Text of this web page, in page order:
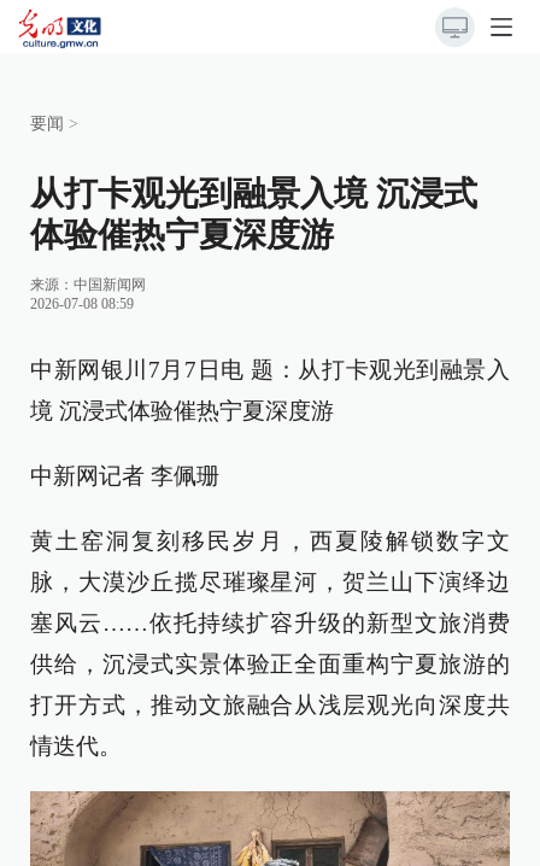
要闻 >
从打卡观光到融景入境 沉浸式
体验催热宁夏深度游
来源： 中国新闻网
2026-07-08 08:59
中新网银川7月7日电 题：从打卡观光到融景入
境 沉浸式体验催热宁夏深度游
中新网记者 李佩珊
黄土窑洞复刻移民岁月，西夏陵解锁数字文
脉，大漠沙丘揽尽璀璨星河，贺兰山下演绎边
塞风云……依托持续扩容升级的新型文旅消费
供给，沉浸式实景体验正全面重构宁夏旅游的
打开方式，推动文旅融合从浅层观光向深度共
情迭代。